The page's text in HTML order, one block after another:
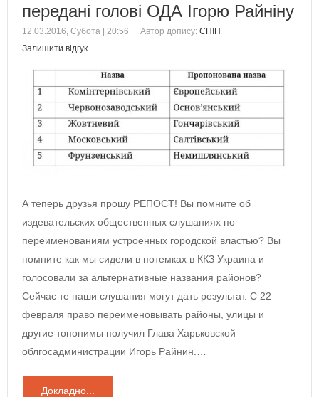
передані голові ОДА Ігорю Райніну
12.03.2016, Субота | 20:56 Автор допису: СНІП
Залишити відгук
А теперь друзья прошу РЕПОСТ! Вы помните об
издевательских общественных слушаниях по
переименованиям устроенных городской властью? Вы
помните как мы сидели в потемках в ККЗ Украина и
голосовали за альтернативные названия районов?
Сейчас те наши слушания могут дать результат. С 22
февраля право переименовывать районы, улицы и
другие топонимы получил Глава Харьковской
облгосадминистрации Игорь Райнин.…
Докладно...